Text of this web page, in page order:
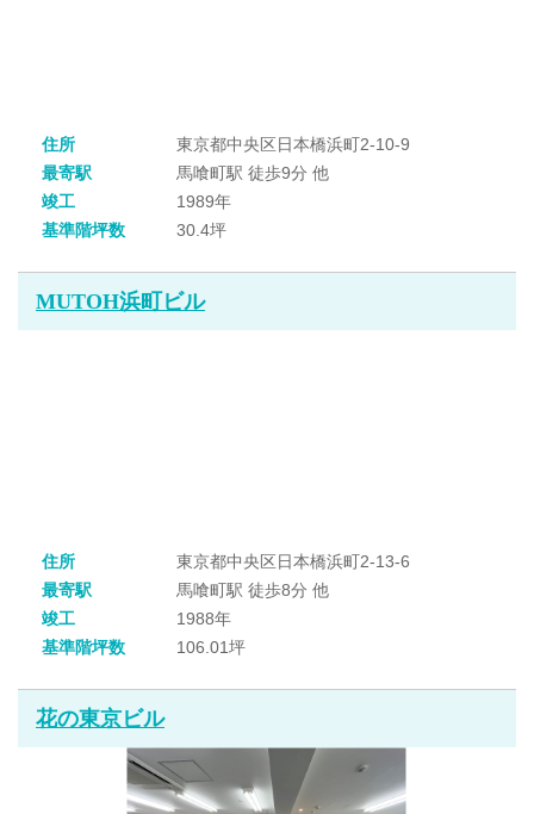
住所
東京都中央区日本橋浜町2-10-9
最寄駅
馬喰町駅 徒歩9分 他
竣工
1989年
基準階坪数
30.4坪
MUTOH浜町ビル
住所
東京都中央区日本橋浜町2-13-6
最寄駅
馬喰町駅 徒歩8分 他
竣工
1988年
基準階坪数
106.01坪
花の東京ビル